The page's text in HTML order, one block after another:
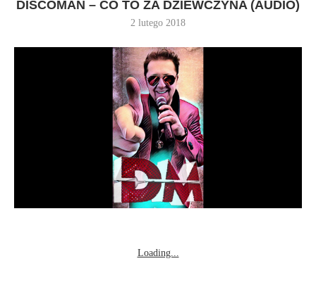
DISCOMAN – CO TO ZA DZIEWCZYNA (AUDIO)
2 lutego 2018
Loading...